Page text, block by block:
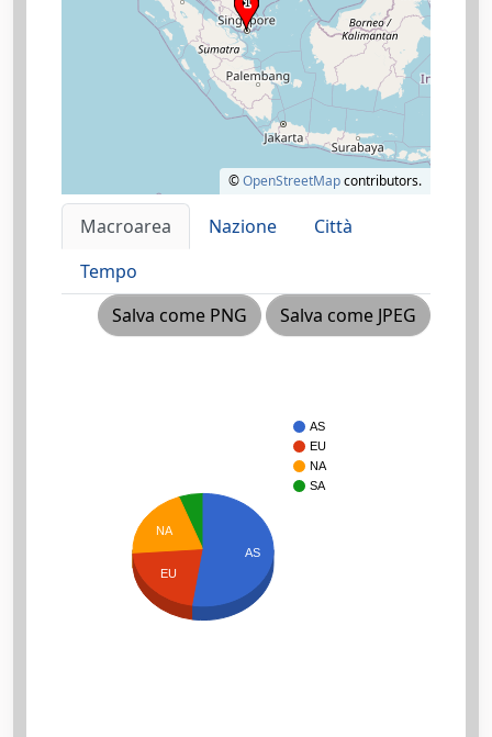
©OpenStreetMapcontributors.
Macroarea Nazione
Città
Tempo
Salva come PNG
Salva come JPEG
AS
EU
NA
SA
NA
EU
AS